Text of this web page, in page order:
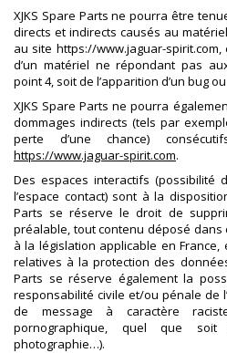
XJKS Spare Parts ne pourra être
directs et indirects causés au
au site https://www.jaguar-
d’un matériel ne répondant pas
point 4, soit de l’apparition d’un bug
XJKS Spare Parts ne pourra
dommages indirects (tels par
perte d’une chance)
https://www.jaguar-spirit.com.
Des espaces interactifs (possibilité
l’espace contact) sont à la
Parts se réserve le droit de
préalable, tout contenu déposé
à la législation applicable en
relatives à la protection des
Parts se réserve également la
responsabilité civile et/ou pénale de
de message à caractère
pornographique, quel que
photographie…).